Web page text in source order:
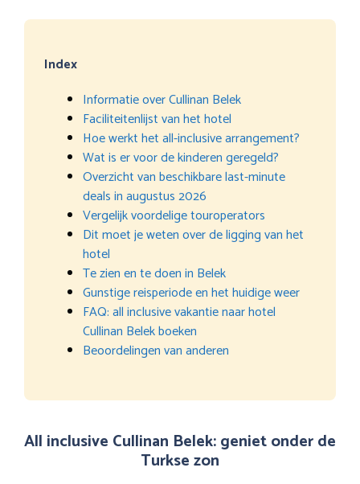
Index
Informatie over Cullinan Belek
Faciliteitenlijst van het hotel
Hoe werkt het all-inclusive arrangement?
Wat is er voor de kinderen geregeld?
Overzicht van beschikbare last-minute
deals in augustus 2026
Vergelijk voordelige touroperators
Dit moet je weten over de ligging van het
hotel
Te zien en te doen in Belek
Gunstige reisperiode en het huidige weer
FAQ: all inclusive vakantie naar hotel
Cullinan Belek boeken
Beoordelingen van anderen
All inclusive Cullinan Belek: geniet onder de
Turkse zon